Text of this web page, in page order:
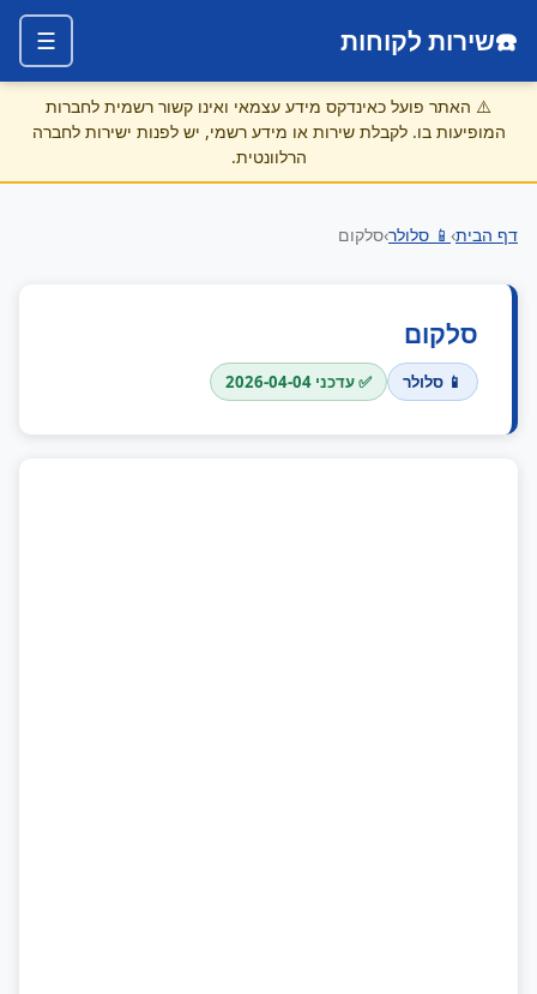
☎️שירות לקוחות ☰
⚠️ האתר פועל כאינדקס מידע עצמאי ואינו קשור רשמית לחברות
המופיעות בו. לקבלת שירות או מידע רשמי, יש לפנות ישירות לחברה
הרלוונטית.
דף הבית› 📱 סלולר›סלקום
סלקום
📱 סלולר ✅ עדכני 2026-04-04